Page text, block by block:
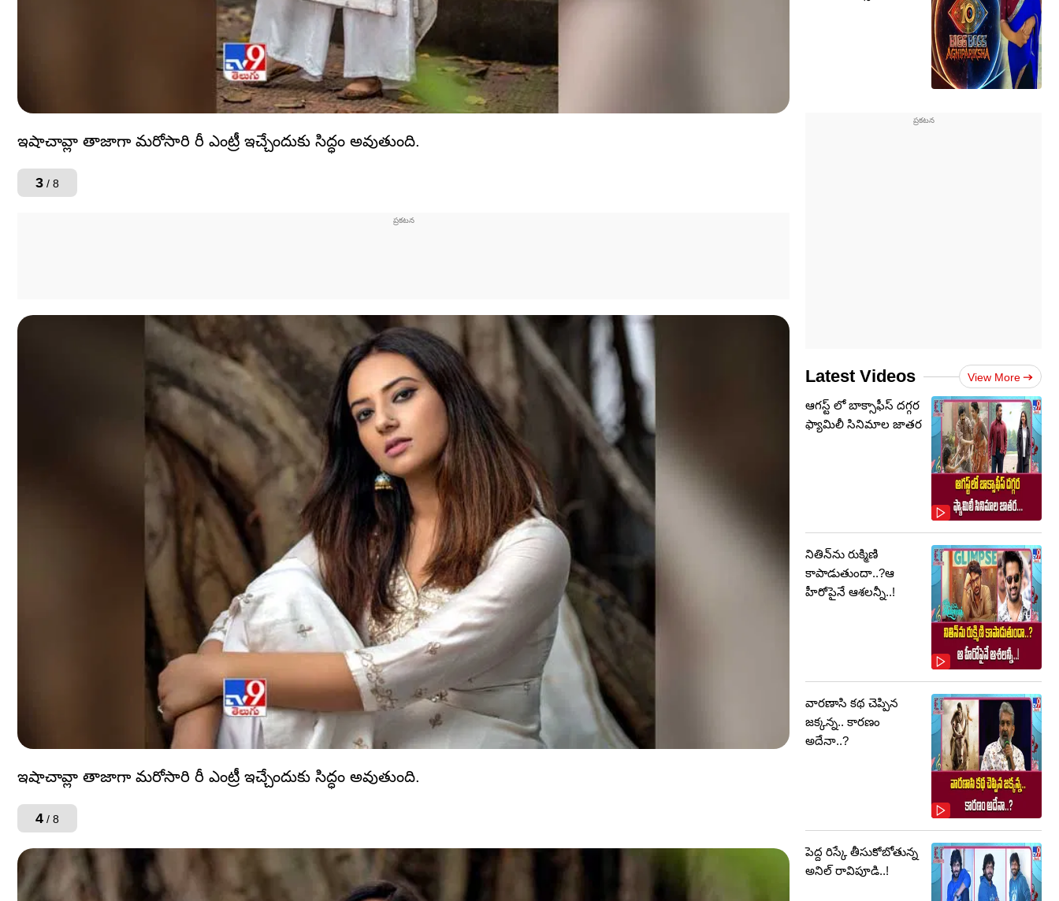
ఇషాచావ్లా తాజాగా మరోసారి రీ ఎంట్రీ ఇచ్చేందుకు సిద్ధం అవుతుంది.
3 / 8
ఇషాచావ్లా తాజాగా మరోసారి రీ ఎంట్రీ ఇచ్చేందుకు సిద్ధం అవుతుంది.
4 / 8
Latest Videos View More
ఆగస్ట్ లో బాక్సాఫీస్ దగ్గర
ఫ్యామిలీ సినిమాల జాతర
నితిన్‌ను రుక్మిణి
కాపాడుతుందా..?ఆ
హీరోపైనే ఆశలన్నీ..!
వారణాసి కథ చెప్పిన
జక్కన్న.. కారణం
అదేనా..?
పెద్ద రిస్కే తీసుకోబోతున్న
అనిల్ రావిపూడి..!